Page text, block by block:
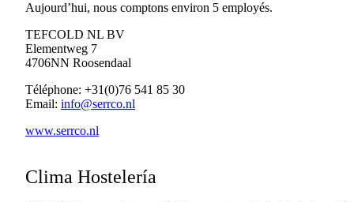
Aujourd’hui, nous comptons environ 5 employés.
TEFCOLD NL BV
Elementweg 7
4706NN Roosendaal
Téléphone: +31(0)76 541 85 30
Email: info@serrco.nl
www.serrco.nl
Clima Hostelería